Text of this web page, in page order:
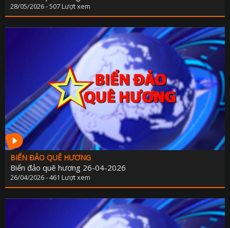
CHÍNH SÁCH - VĂN BẢN
THỂ
VĂN HÓA - GIẢI
Y TẾ - GIÁO
GÓP Ý DỰ THẢO LUẬT ĐẤT ĐAI (SỬA
TIẾNG DÂN TỘC THIỂU
DÂN TỘC VÀ MIỀN NÚI TIẾNG CƠ
BẢNG GIÁ QUẢNG
ĐẤU THẦU, MUA SẮM
28/05/2026 - 507 Lượt xem
BIỂN ĐẢO QUÊ HƯƠNG
Biển đảo quê hương 26-04-2026
26/04/2026 - 461 Lượt xem